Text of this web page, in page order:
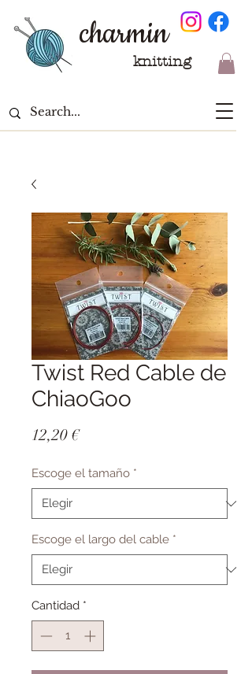
charmin
knitting
Twist Red Cable de
ChiaoGoo
12,20 €Precio
Escoge el tamaño *
Escoge el largo del cable *
Cantidad *